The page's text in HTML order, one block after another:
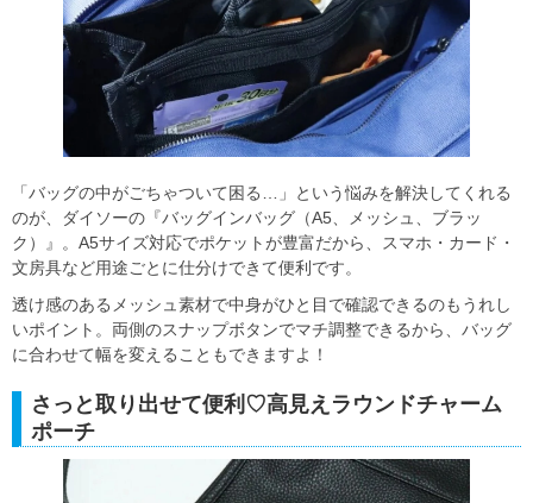
「バッグの中がごちゃついて困る…」という悩みを解決してくれる
のが、ダイソーの『バッグインバッグ（A5、メッシュ、ブラッ
ク）』。A5サイズ対応でポケットが豊富だから、スマホ・カード・
文房具など用途ごとに仕分けできて便利です。
透け感のあるメッシュ素材で中身がひと目で確認できるのもうれし
いポイント。両側のスナップボタンでマチ調整できるから、バッグ
に合わせて幅を変えることもできますよ！
さっと取り出せて便利♡高見えラウンドチャーム
ポーチ